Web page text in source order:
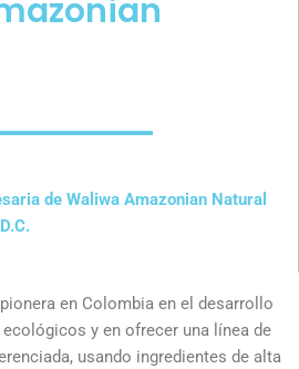
de Waliwa Amazonian Natural
en Colombia en el desarrollo
y en ofrecer una línea de
usando ingredientes de alta